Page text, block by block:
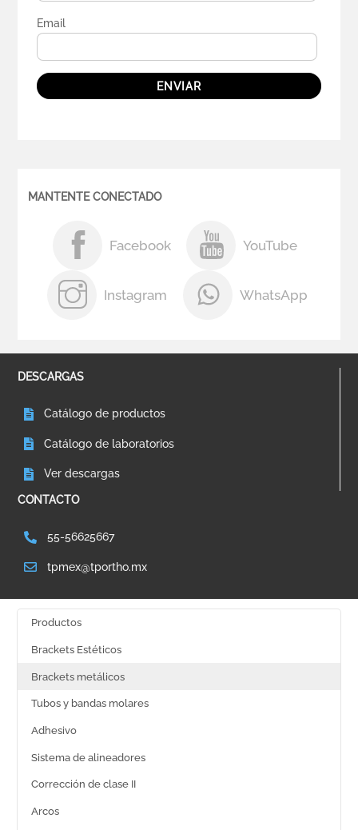
Email
ENVIAR
MANTENTE CONECTADO
Facebook YouTube
Instagram WhatsApp
DESCARGAS
Catálogo de productos
Catálogo de laboratorios
Ver descargas
CONTACTO
55-56625667
tpmex@tportho.mx
Productos
Brackets Estéticos
Brackets metálicos
Tubos y bandas molares
Adhesivo
Sistema de alineadores
Corrección de clase II
Arcos